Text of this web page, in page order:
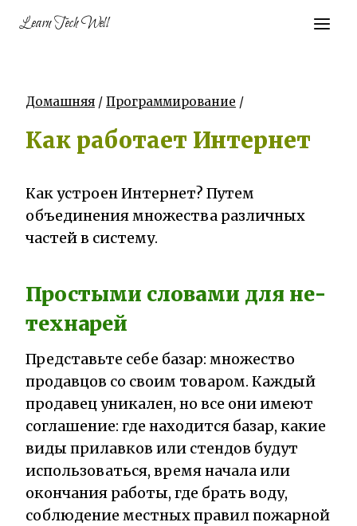
Learn Tech Well
Домашняя / Программирование /
Как работает Интернет
Как устроен Интернет? Путем
объединения множества различных
частей в систему.
Простыми словами для не-
технарей
Представьте себе базар: множество
продавцов со своим товаром. Каждый
продавец уникален, но все они имеют
соглашение: где находится базар, какие
виды прилавков или стендов будут
использоваться, время начала или
окончания работы, где брать воду,
соблюдение местных правил пожарной